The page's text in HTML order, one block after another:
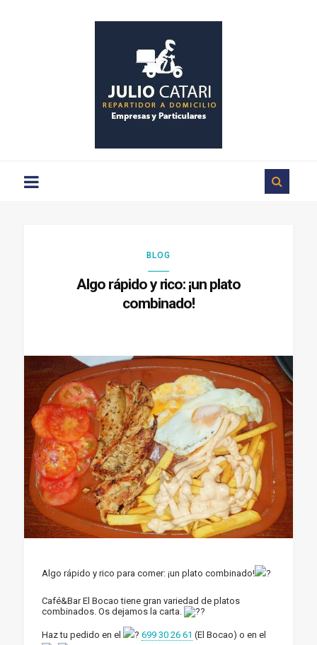
a
domicilio
en
Ciudad
Rodrigo
BLOG
Algo rápido y rico: ¡un plato
combinado!
Algo rápido y rico para comer: ¡un plato combinado!
Café&Bar El Bocao tiene gran variedad de platos
combinados. Os dejamos la carta.
Haz tu pedido en el 699 30 26 61 (El Bocao) o en el